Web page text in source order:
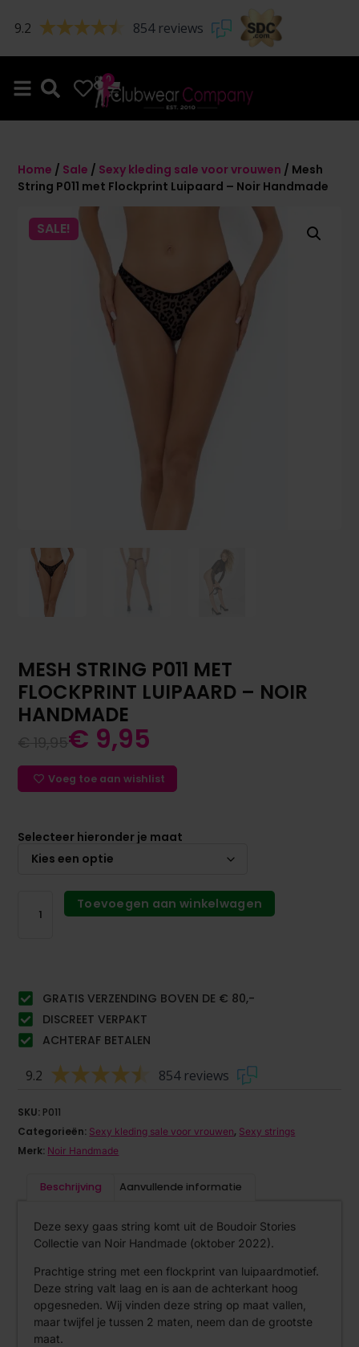
9.2 854 reviews
0 0
Home / Sale / Sexy kleding sale voor vrouwen / Mesh
String P011 met Flockprint Luipaard – Noir Handmade
SALE!
MESH STRING P011 MET
FLOCKPRINT LUIPAARD – NOIR
HANDMADE
€ 9,95
Voeg toe aan wishlist
Selecteer hieronder je maat
Toevoegen aan winkelwagen
GRATIS VERZENDING BOVEN DE € 80,-
DISCREET VERPAKT
ACHTERAF BETALEN
9.2 854 reviews
SKU: P011
Categorieën: Sexy kleding sale voor vrouwen, Sexy strings
Merk: Noir Handmade
Beschrijving Aanvullende informatie
Deze sexy gaas string komt uit de Boudoir Stories
Collectie van Noir Handmade (oktober 2022).
Prachtige string met een flockprint van luipaardmotief.
Deze string valt laag en is aan de achterkant hoog
opgesneden. Wij vinden deze string op maat vallen,
maar twijfel je tussen 2 maten, neem dan de grootste
maat.